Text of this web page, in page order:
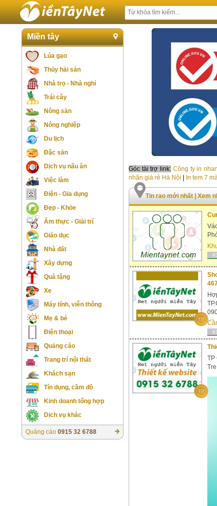
Miền tây
Lúa gạo
Thủy hải sản
Nhà trọ - Nhà nghỉ
Trái cây
Nông sản
Nông nghiệp
Du lịch
Đặc sản
Dịch vụ nấu ăn
Việc làm
Điện - Gia dụng
Đẹp - Khỏe
Ẩm thực - Giải trí
Giáo dục
Nhà đất
Xây dựng
Quà tặng
Xe
Máy tính, viễn thông
Mẹ & bé
Điện thoại
Quảng cáo
Trang trí nội thất
Khách sạn
Tín dụng, cầm đồ
Kinh doanh tổng hợp
Dịch vụ khác
Quảng cáo 0915 32 6788
Góc tài trợ link: Công ty in
nhãn giá rẻ Hà Nội
In tem 7
Tin rao mới nhất Xem
TP